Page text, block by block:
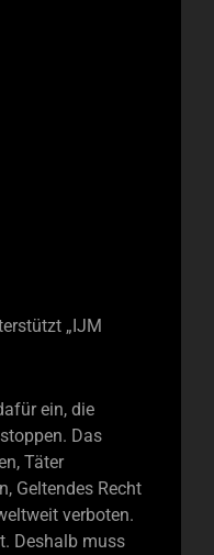
„IJM
ein, die
Das
Täter
Geltendes Recht
verboten.
Deshalb muss